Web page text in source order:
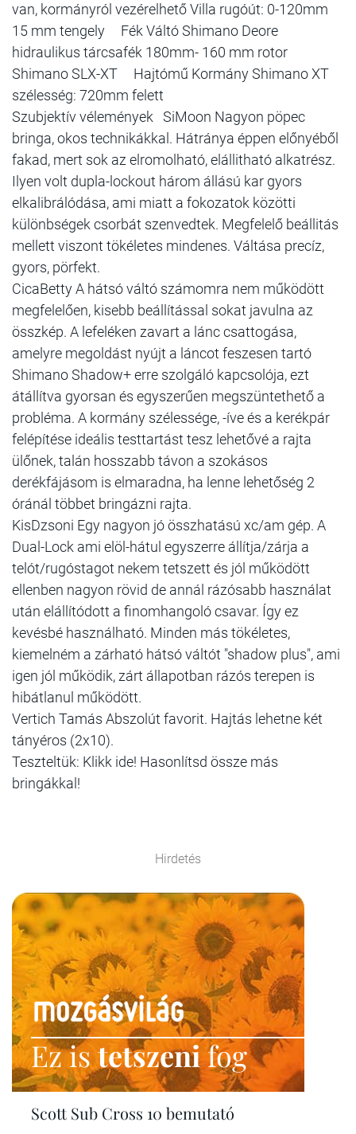
van, kormányról vezérelhető Villa rugóút: 0-120mm
15 mm tengely Fék Váltó Shimano Deore
hidraulikus tárcsafék 180mm- 160 mm rotor
Shimano SLX-XT Hajtómű Kormány Shimano XT
szélesség: 720mm felett
Szubjektív vélemények SiMoon Nagyon pöpec
bringa, okos technikákkal. Hátránya éppen előnyéből
fakad, mert sok az elromolható, elállitható alkatrész.
Ilyen volt dupla-lockout három állású kar gyors
elkalibrálódása, ami miatt a fokozatok közötti
különbségek csorbát szenvedtek. Megfelelő beállitás
mellett viszont tökéletes mindenes. Váltása precíz,
gyors, pörfekt.
CicaBetty A hátsó váltó számomra nem működött
megfelelően, kisebb beállítással sokat javulna az
összkép. A lefeléken zavart a lánc csattogása,
amelyre megoldást nyújt a láncot feszesen tartó
Shimano Shadow+ erre szolgáló kapcsolója, ezt
átállítva gyorsan és egyszerűen megszüntethető a
probléma. A kormány szélessége, -íve és a kerékpár
felépítése ideális testtartást tesz lehetővé a rajta
ülőnek, talán hosszabb távon a szokásos
derékfájásom is elmaradna, ha lenne lehetőség 2
óránál többet bringázni rajta.
KisDzsoni Egy nagyon jó összhatású xc/am gép. A
Dual-Lock ami elöl-hátul egyszerre állítja/zárja a
telót/rugóstagot nekem tetszett és jól működött
ellenben nagyon rövid de annál rázósabb használat
után elállítódott a finomhangoló csavar. Így ez
kevésbé használható. Minden más tökéletes,
kiemelném a zárható hátsó váltót "shadow plus", ami
igen jól működik, zárt állapotban rázós terepen is
hibátlanul működött.
Vertich Tamás Abszolút favorit. Hajtás lehetne két
tányéros (2x10).
Teszteltük: Klikk ide! Hasonlítsd össze más
bringákkal!
Hirdetés
Ez istetszenifog
Scott Sub Cross 10 bemutató